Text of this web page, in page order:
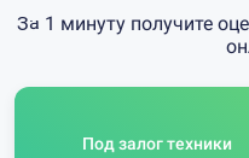
За 1 минуту получите
Под залог техники